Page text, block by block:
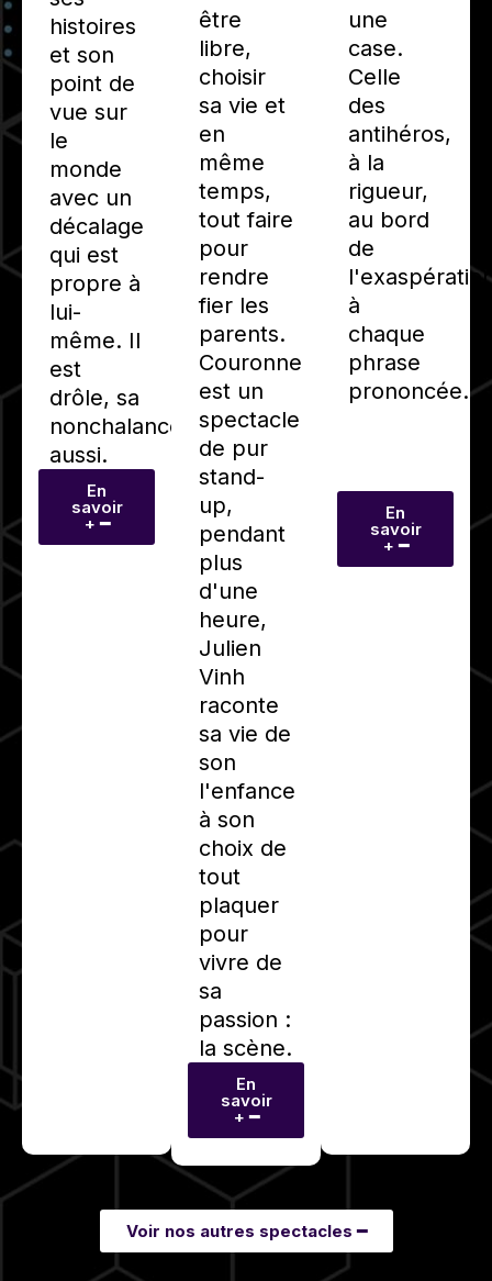
histoires
et son
point de
vue sur
le
monde
avec un
décalage
qui est
propre à
lui-
même. Il
est
drôle, sa
nonchalance
aussi.
En
savoir
+ ━
être
libre,
choisir
sa vie et
en
même
temps,
tout faire
pour
rendre
fier les
parents.
Couronne
est un
spectacle
de pur
stand-
up,
pendant
plus
d'une
heure,
Julien
Vinh
raconte
sa vie de
son
l'enfance
à son
choix de
tout
plaquer
pour
vivre de
sa
passion :
la scène.
En
savoir
+ ━
une
case.
Celle
des
antihéros,
à la
rigueur,
au bord
de
à
chaque
phrase
prononcée.
En
savoir
+ ━
Voir nos autres spectacles ━